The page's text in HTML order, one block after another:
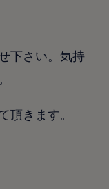
下さい。気持
きます。